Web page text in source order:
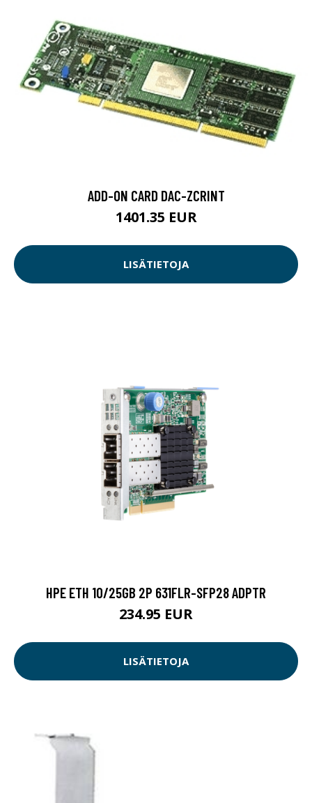
ADD-ON CARD DAC-ZCRINT
1401.35 EUR
LISÄTIETOJA
HPE ETH 10/25GB 2P 631FLR-SFP28 ADPTR
234.95 EUR
LISÄTIETOJA